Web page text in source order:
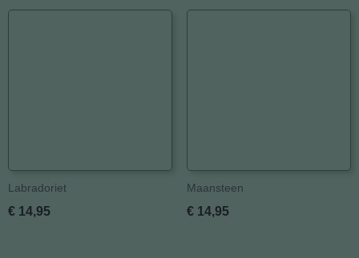
Labradoriet
€ 14,95
Maansteen
€ 14,95